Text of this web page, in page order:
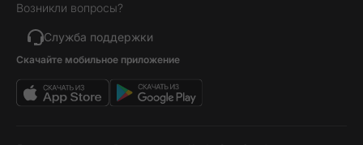
Товары дня
Выгодные комплекты
Хиты продаж
Уценка
Возникли вопросы?
Служба поддержки
Скачайте мобильное приложение